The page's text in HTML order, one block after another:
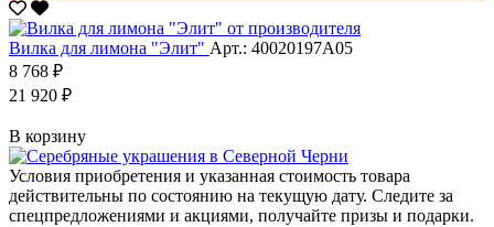
Вилка для лимона "Элит" Арт.: 40020197А05
8 768 ₽
21 920 ₽
В корзину
Условия приобретения и указанная стоимость товара
действительны по состоянию на текущую дату. Следите за
спецпредложениями и акциями, получайте призы и подарки.